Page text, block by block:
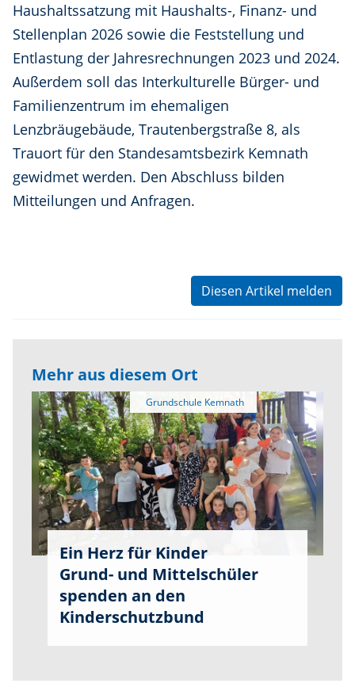
Haushaltssatzung mit Haushalts-, Finanz- und
Stellenplan 2026 sowie die Feststellung und
Entlastung der Jahresrechnungen 2023 und 2024.
Außerdem soll das Interkulturelle Bürger- und
Familienzentrum im ehemaligen
Lenzbräugebäude, Trautenbergstraße 8, als
Trauort für den Standesamtsbezirk Kemnath
gewidmet werden. Den Abschluss bilden
Mitteilungen und Anfragen.
Diesen Artikel melden
Mehr aus diesem Ort
Grundschule Kemnath
Ein Herz für Kinder
Grund- und Mittelschüler
spenden an den
Kinderschutzbund